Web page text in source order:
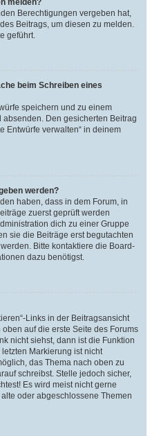
melden?
Berechtigungen vergeben hat,
Beitrags, um diesen zu melden.
geführt.
beim Schreiben eines
speichern und zu einem
Den gesicherten Beitrag
Entwürfe verwalten“ in deinem
werden?
haben, dass in dem Forum, in
zuerst geprüft werden
dich zu einer Gruppe
sie die Beiträge erst begutachten
Bitte kontaktiere die Board-
dazu benötigst.
Links in der Beitragsansicht
auf die erste Seite des Forums
nicht siehst, dann ist die Funktion
Markierung ist nicht
das Thema nach oben zu
schreibst. Stelle jedoch sicher,
Es wird meist nicht gerne
oder abgeschlossene Themen